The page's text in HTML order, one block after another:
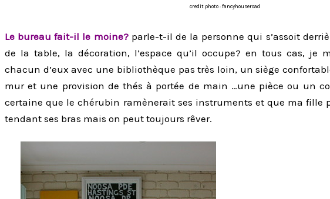
credit photo : fancyhouseroad
Le bureau fait-il le moine?parle-t-il de la personne qui s’assoit
de la table, la décoration, l’espace qu’il occupe? en tous cas, je
chacun d’eux avec une bibliothèque pas très loin, un siège
mur et une provision de thés à portée de main …une pièce ou un
certaine que le chérubin ramènerait ses instruments et que ma fille
tendant ses bras mais on peut toujours rêver.